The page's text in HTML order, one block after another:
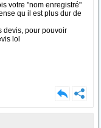
votre "nom enregistré"
qu il est plus dur de
devis, pour pouvoir
lol